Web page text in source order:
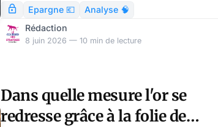
son ancre structurelle, tout en maintenant à 6
300 dollars sa cible pour la fin 2026. Entre les
deux chiffres, le marché a fait le grand écart :
tient en sept mots : faut-il encore acheter après
une correction ? Ma
Epargne 💶
Analyse 🧠
Rédaction
8 juin 2026 — 10 min de lecture
Dans quelle mesure l'or se
redresse grâce à la folie de